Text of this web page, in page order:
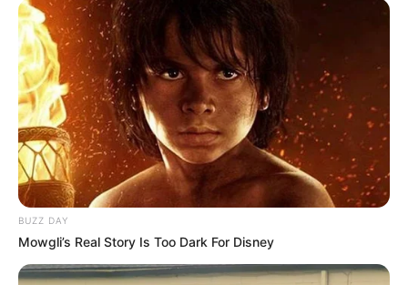
propiedades que serían de
Charlie Zaa y estarían
presuntamente vinculadas
a un paramilitar
ARACATACA
Tragedia en la tierra de
Gabo: ataque armado a
una familia deja dos
personas muertas en
BUZZ DAY
Mowgli’s Real Story Is Too Dark For Disney